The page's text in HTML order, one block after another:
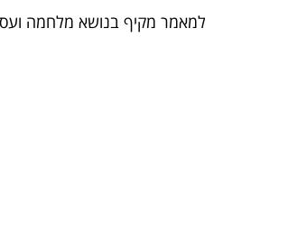
למאמר מקיף בנושא מלחמה